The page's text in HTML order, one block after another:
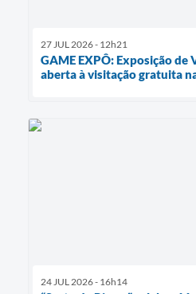
27 JUL 2026 - 12h21
GAME EXPÔ: Exposição de
aberta à visitação gratuita
24 JUL 2026 - 16h14